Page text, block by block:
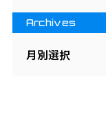
Archives
月別選択